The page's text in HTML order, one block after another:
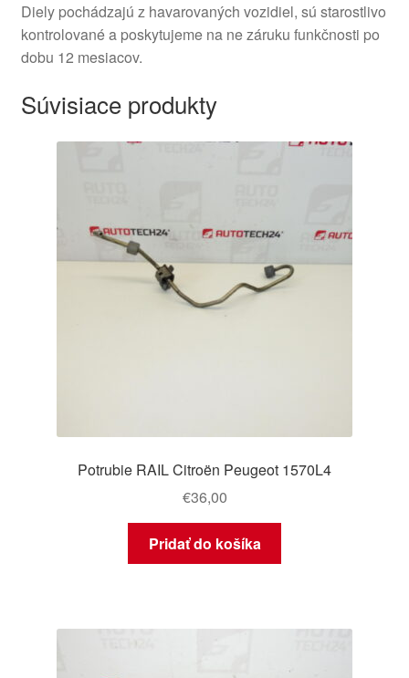
Diely pochádzajú z havarovaných vozidiel, sú starostlivo
kontrolované a poskytujeme na ne záruku funkčnosti po
dobu 12 mesiacov.
Súvisiace produkty
Potrubie RAIL Citroën Peugeot 1570L4
€36,00
Pridať do košíka